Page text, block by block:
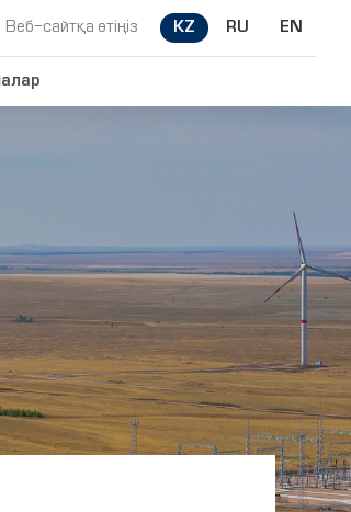
Веб-сайтқа өтіңіз KZ RU EN